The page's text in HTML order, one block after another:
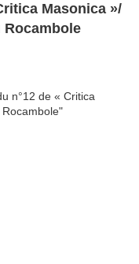
Masonica »/
Rocambole